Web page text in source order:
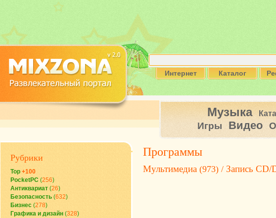
Интернет Каталог
Музыка
Игры Видео
Рубрики
Top +100
PocketPC (256)
Антиквариат (26)
Безопасность (632)
Бизнес (278)
Графика и дизайн (328)
Программы
Мультимедиа (973) / Запись CD/